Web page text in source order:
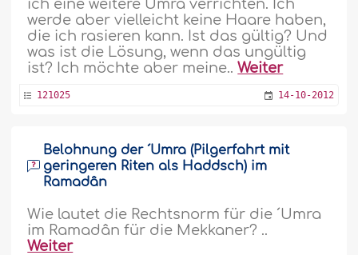
ich eine weitere Umra verrichten. Ich
werde aber vielleicht keine Haare haben,
die ich rasieren kann. Ist das gültig? Und
was ist die Lösung, wenn das ungültig
ist? Ich möchte aber meine..Weiter
121025 14-10-2012
Belohnung der ´Umra (Pilgerfahrt mit
geringeren Riten als Haddsch) im
Ramadân
Wie lautet die Rechtsnorm für die ´Umra
im Ramadân für die Mekkaner? ..
Weiter